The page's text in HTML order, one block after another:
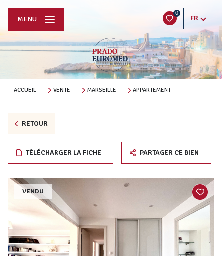
0
FR
MENU
ACCUEIL VENTE MARSEILLE APPARTEMENT
RETOUR
TÉLÉCHARGER LA FICHE PARTAGER CE BIEN
VENDU